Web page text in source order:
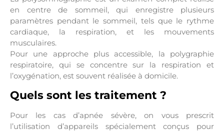
en centre de sommeil, qui enregistre plusieurs
paramètres pendant le sommeil, tels que le rythme
cardiaque, la respiration, et les mouvements
musculaires.
Pour une approche plus accessible, la polygraphie
respiratoire, qui se concentre sur la respiration et
l’oxygénation, est souvent réalisée à domicile.
Quels sont les traitement ?
Pour les cas d’apnée sévère, on vous prescrit
l’utilisation d’appareils spécialement conçus pour